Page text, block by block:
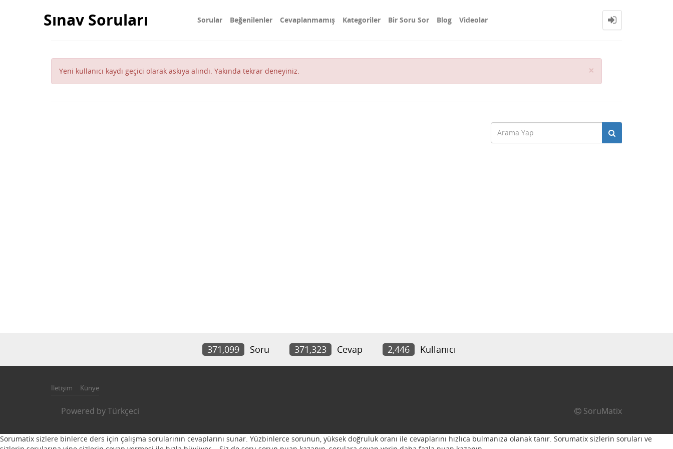
Sınav Soruları Sorular Beğenilenler Cevaplanmamış Kategoriler Bir Soru Sor Blog Videolar
Yeni kullanıcı kaydı geçici olarak askıya alındı. Yakında tekrar deneyiniz. ×
371,099 Soru 371,323 Cevap 2,446 Kullanıcı
İletişim Künye
Powered byTürkçeci SoruMatix
Sorumatix sizlere binlerce ders için çalışma sorularının cevaplarını sunar. Yüzbinlerce sorunun, yüksek doğruluk oranı ile cevaplarını hızlıca bulmanıza olanak tanır. Sorumatix sizlerin soruları ve